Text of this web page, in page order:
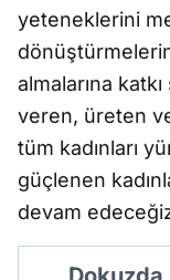
yeteneklerini
almalarına
veren, üreten
tüm kadınları
güçlenen
devam